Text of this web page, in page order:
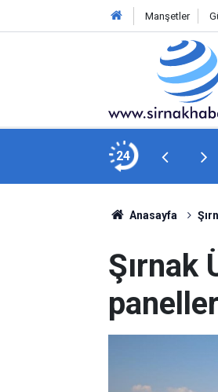
Manşetler
24
ve Savcıları Ağırladı
Anasayfa
Şırnak